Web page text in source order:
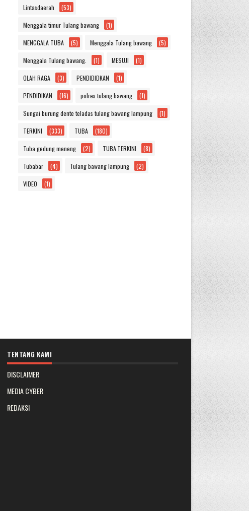
Lintasdaerah (53)
Menggala timur Tulang bawang (1)
MENGGALA TUBA (5) Menggala Tulang bawang (5)
Menggala Tulang bawang. (1) MESUJI (1)
OLAH RAGA (3) PENDIDIDKAN (1)
PENDIDIKAN (16) polres tulang bawang (1)
Sungai burung dente teladas tulang bawang lampung (1)
TERKINI (333) TUBA (180)
Tuba gedung meneng (2) TUBA.TERKINI (8)
Tubabar (4) Tulang bawang lampung (2)
VIDEO (1)
TENTANG KAMI
DISCLAIMER
MEDIA CYBER
REDAKSI